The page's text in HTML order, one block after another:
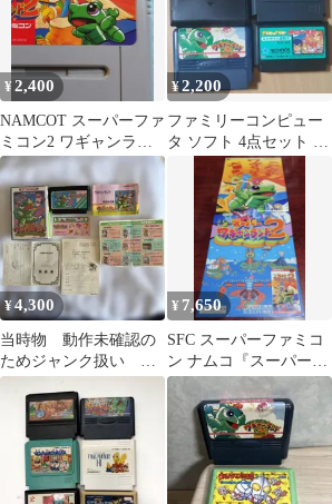
¥2,400
NAMCOT スーパーファ
ミコン2 ワギャンラン
ド2SHVC-S6
¥2,200
ファミリーコンピュー
タ ソフト 4点セット フ
ァミコン
¥4,300
当時物 動作未確認の
ためジャンク扱い ワ
ギャンランド ファミ
コン ソフト
¥ 7,650
SFC スーパーファミコ
ン ナムコ『スーパーワ
ギャンランド2』短冊ポ
スター